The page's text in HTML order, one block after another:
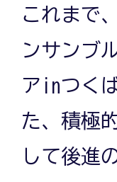
これまで
ンサンブ
アinつく
た、積極
して後進